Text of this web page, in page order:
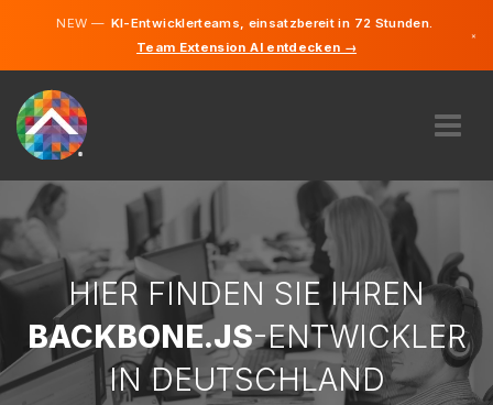
NEW —KI-Entwicklerteams, einsatzbereit in 72 Stunden.
Team Extension AI entdecken →
×
ÜBER UNS
EXPERTISE
WIE FUNKTIONIERT ES?
KARRIERE
FINDEN
DEUTSCHLAND
HIER FINDEN SIE IHREN
BACKBONE.JS-ENTWICKLER
IN DEUTSCHLAND